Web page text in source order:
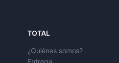
TOTAL
¿Quiénes somos?
Entrega